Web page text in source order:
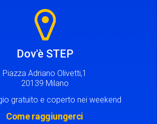
Dov'è STEP
Piazza Adriano Olivetti,1
20139 Milano
gratuito e coperto nei weekend
Come raggiungerci